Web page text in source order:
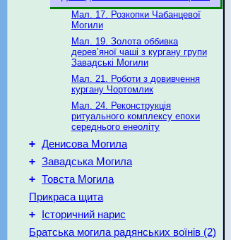
Мал. 17. Розкопки Чабанцевої
Могили
Мал. 19. Золота оббивка
дерев’яної чаші з кургану групи
Завадські Могили
Мал. 21. Роботи з довивчення
кургану Чортомлик
Мал. 24. Реконструкція
ритуального комплексу епохи
середнього енеоліту
+ Денисова Могила
+ Завадська Могила
+ Товста Могила
Прикраса щита
+
Історичний нарис
Братська могила радянських воїнів (2)